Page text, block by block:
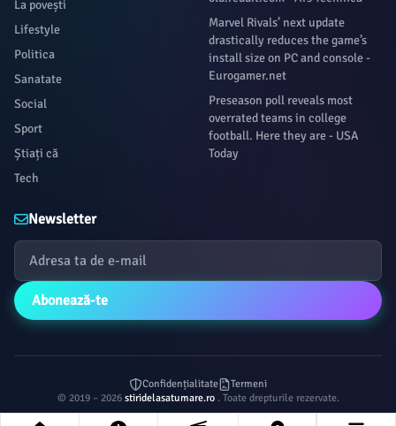
La povești
Lifestyle
Politica
Sanatate
Social
Sport
Știați că
Tech
Marvel Rivals’ next update
drastically reduces the game’s
install size on PC and console -
Eurogamer.net
Preseason poll reveals most
overrated teams in college
football. Here they are - USA
Today
Newsletter
Abonează-te
Confidențialitate
Termeni
© 2019 – 2026 stiridelasatumare.ro . Toate drepturile rezervate.